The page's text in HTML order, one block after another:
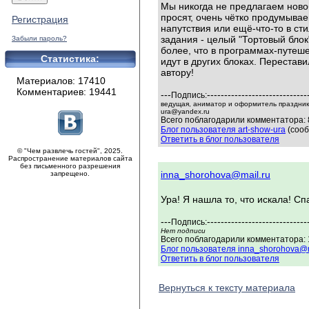
Регистрация
Забыли пароль?
Статистика:
Материалов: 17410
Комментариев: 19441
© "Чем развлечь гостей", 2025.
Распространение материалов сайта
без письменного разрешения
запрещено.
Мы никогда не предлагаем
просят, очень чётко
напутствия или ещё-что-то в
задания - целый "Тортовый
более, что в программах-
идут в других блоках.
автору!
--- Подпись:
ведущая, аниматор и оформитель
ura@yandex.ru
Всего поблагодарили
Блог пользователя art-show-ura
Ответить в блог пользователя
inna_shorohova@mail.ru
Ура! Я нашла то, что искала!
--- Подпись:
Нет подписи
Всего поблагодарили
Блог пользователя
Ответить в блог пользователя
Вернуться к тексту материала